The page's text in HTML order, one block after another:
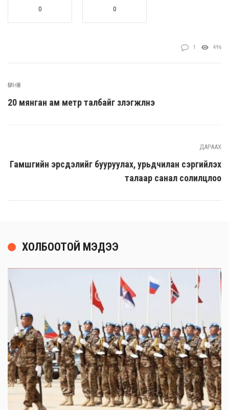
0 0
1 496
ӨМНӨХ
20 мянган ам метр талбайг зүлэгжүүлнэ
ДАРААХ
Гамшгийн эрсдэлийг бууруулах, урьдчилан сэргийлэх
талаар санал солилцлоо
ХОЛБООТОЙ МЭДЭЭ